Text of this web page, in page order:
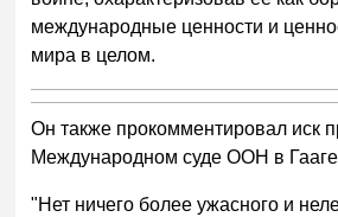
международные ценности и
мира в целом.
Он также прокомментировал иск
Международном суде ООН в
"Нет ничего более ужасного и